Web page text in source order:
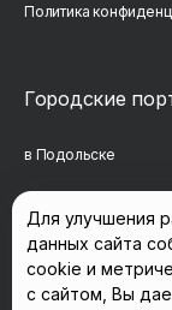
Политика
Городские
в Подольске
в Сергиевом
в Красногорске
Для улучшения
данных сайта
cookie и
с сайтом, Вы